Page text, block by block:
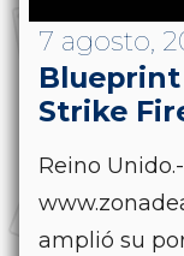
7 agosto,
Blueprint
Strike
Reino
amplió su